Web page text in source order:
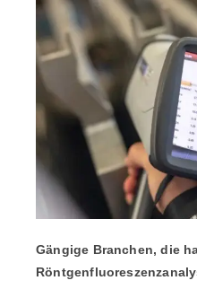
Gängige Branchen, die